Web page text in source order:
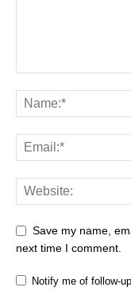
Save my name,
next time I comment.
Notify me of follow-